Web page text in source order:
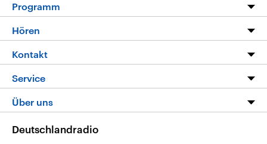
Programm
Programm
Die Nachrichten
Nachrichtenleicht
Neue Beiträge auf dlf.de
Hören
Livestream
Podcasts
Deutschlandfunk App
Nachrichten App
Kontakt
Hörerservice
Service
FAQ
Veranstaltungen
Über uns
Deutschlandradio